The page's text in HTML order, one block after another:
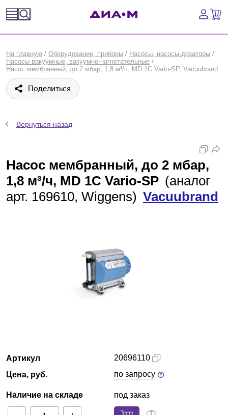
Оборудование, приборы
Расходные материалы, пластик, стекло
Библиотека
Войти
Партнеры
Технический сервис
На главную / Оборудование, приборы / Насосы, насосы-дозаторы /
Насосы вакуумные, вакуумно-нагнетательные /
Насос мембранный, до 2 мбар, 1,8 м³/ч, MD 1C Vario-SP, Vacuubrand
Поделиться
Вернуться назад
Насос мембранный, до 2 мбар,
1,8 м³/ч, MD 1C Vario-SP (аналог
арт. 169610, Wiggens) Vacuubrand
Артикул
Цена, руб.
Наличие на складе
20696110
по запросу
под заказ